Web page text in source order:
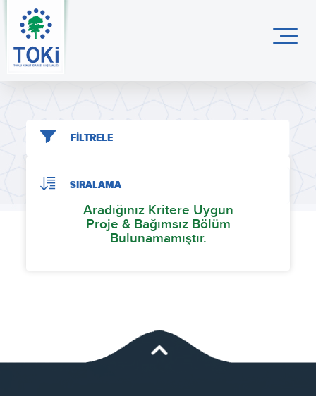
FİLTRELE
SIRALAMA
Aradığınız Kritere Uygun
Proje & Bağımsız Bölüm
Bulunamamıştır.